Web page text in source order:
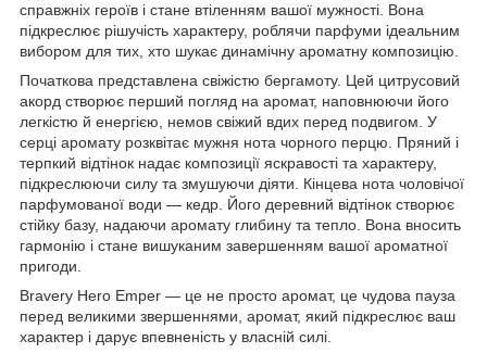
справжніх героїв і стане втіленням вашої мужності. Вона
підкреслює рішучість характеру, роблячи парфуми ідеальним
вибором для тих, хто шукає динамічну ароматну композицію.
Початкова представлена свіжістю бергамоту. Цей цитрусовий
акорд створює перший погляд на аромат, наповнюючи його
легкістю й енергією, немов свіжий вдих перед подвигом. У
серці аромату розквітає мужня нота чорного перцю. Пряний і
терпкий відтінок надає композиції яскравості та характеру,
підкреслюючи силу та змушуючи діяти. Кінцева нота чоловічої
парфумованої води — кедр. Його деревний відтінок створює
стійку базу, надаючи аромату глибину та тепло. Вона вносить
гармонію і стане вишуканим завершенням вашої ароматної
пригоди.
Bravery Hero Emper — це не просто аромат, це чудова пауза
перед великими звершеннями, аромат, який підкреслює ваш
характер і дарує впевненість у власній силі.